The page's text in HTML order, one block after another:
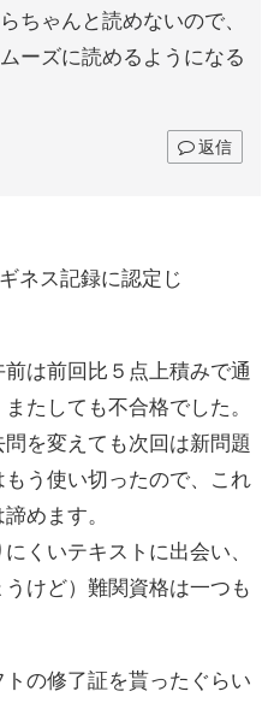
ちゃんと読めないので、
ーズに読めるようになる
返信
ネス記録に認定じ
は前回比５点上積みで通
たしても不合格でした。
を変えても次回は新問題
う使い切ったので、これ
めます。
くいテキストに出会い、
うけど）難関資格は一つも
の修了証を貰ったぐらい